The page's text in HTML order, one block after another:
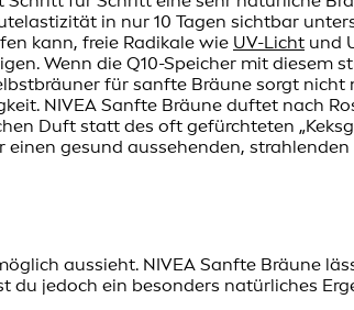
in nur 10 Tagen sichtbar
kann, freie Radikale wie UV-Licht und
Wenn die Q10-Speicher mit diesem
für sanfte Bräune sorgt
NIVEA Sanfte Bräune duftet nach
Duft statt des oft gefürchteten
gesund aussehenden,
aussieht. NIVEA Sanfte Bräune
jedoch ein besonders natürliches